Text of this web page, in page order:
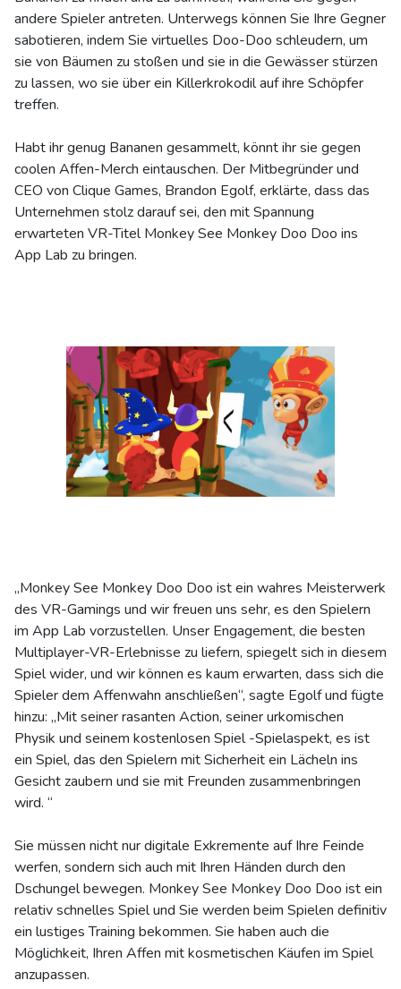
andere Spieler antreten. Unterwegs können Sie Ihre Gegner
sabotieren, indem Sie virtuelles Doo-Doo schleudern, um
sie von Bäumen zu stoßen und sie in die Gewässer stürzen
zu lassen, wo sie über ein Killerkrokodil auf ihre Schöpfer
treffen.
Habt ihr genug Bananen gesammelt, könnt ihr sie gegen
coolen Affen-Merch eintauschen. Der Mitbegründer und
CEO von Clique Games, Brandon Egolf, erklärte, dass das
Unternehmen stolz darauf sei, den mit Spannung
erwarteten VR-Titel Monkey See Monkey Doo Doo ins
App Lab zu bringen.
„Monkey See Monkey Doo Doo ist ein wahres Meisterwerk
des VR-Gamings und wir freuen uns sehr, es den Spielern
im App Lab vorzustellen. Unser Engagement, die besten
Multiplayer-VR-Erlebnisse zu liefern, spiegelt sich in diesem
Spiel wider, und wir können es kaum erwarten, dass sich die
Spieler dem Affenwahn anschließen“, sagte Egolf und fügte
hinzu: „Mit seiner rasanten Action, seiner urkomischen
Physik und seinem kostenlosen Spiel -Spielaspekt, es ist
ein Spiel, das den Spielern mit Sicherheit ein Lächeln ins
Gesicht zaubern und sie mit Freunden zusammenbringen
wird. “
Sie müssen nicht nur digitale Exkremente auf Ihre Feinde
werfen, sondern sich auch mit Ihren Händen durch den
Dschungel bewegen. Monkey See Monkey Doo Doo ist ein
relativ schnelles Spiel und Sie werden beim Spielen definitiv
ein lustiges Training bekommen. Sie haben auch die
Möglichkeit, Ihren Affen mit kosmetischen Käufen im Spiel
anzupassen.